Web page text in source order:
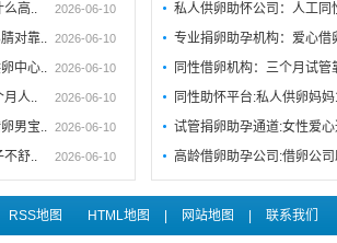
么高.. 2026-06-10
对靠.. 2026-06-10
中心.. 2026-06-10
月人.. 2026-06-10
男宝.. 2026-06-10
不舒.. 2026-06-10
私人供卵助怀公司：人工
专业捐卵助孕机构：爱心
同性借卵机构：三个月试
同性助怀平台:私人供卵妈
试管捐卵助孕通道:女性爱
高龄借卵助孕公司:借卵公
RSS地图 HTML地图 网站地图 联系我们